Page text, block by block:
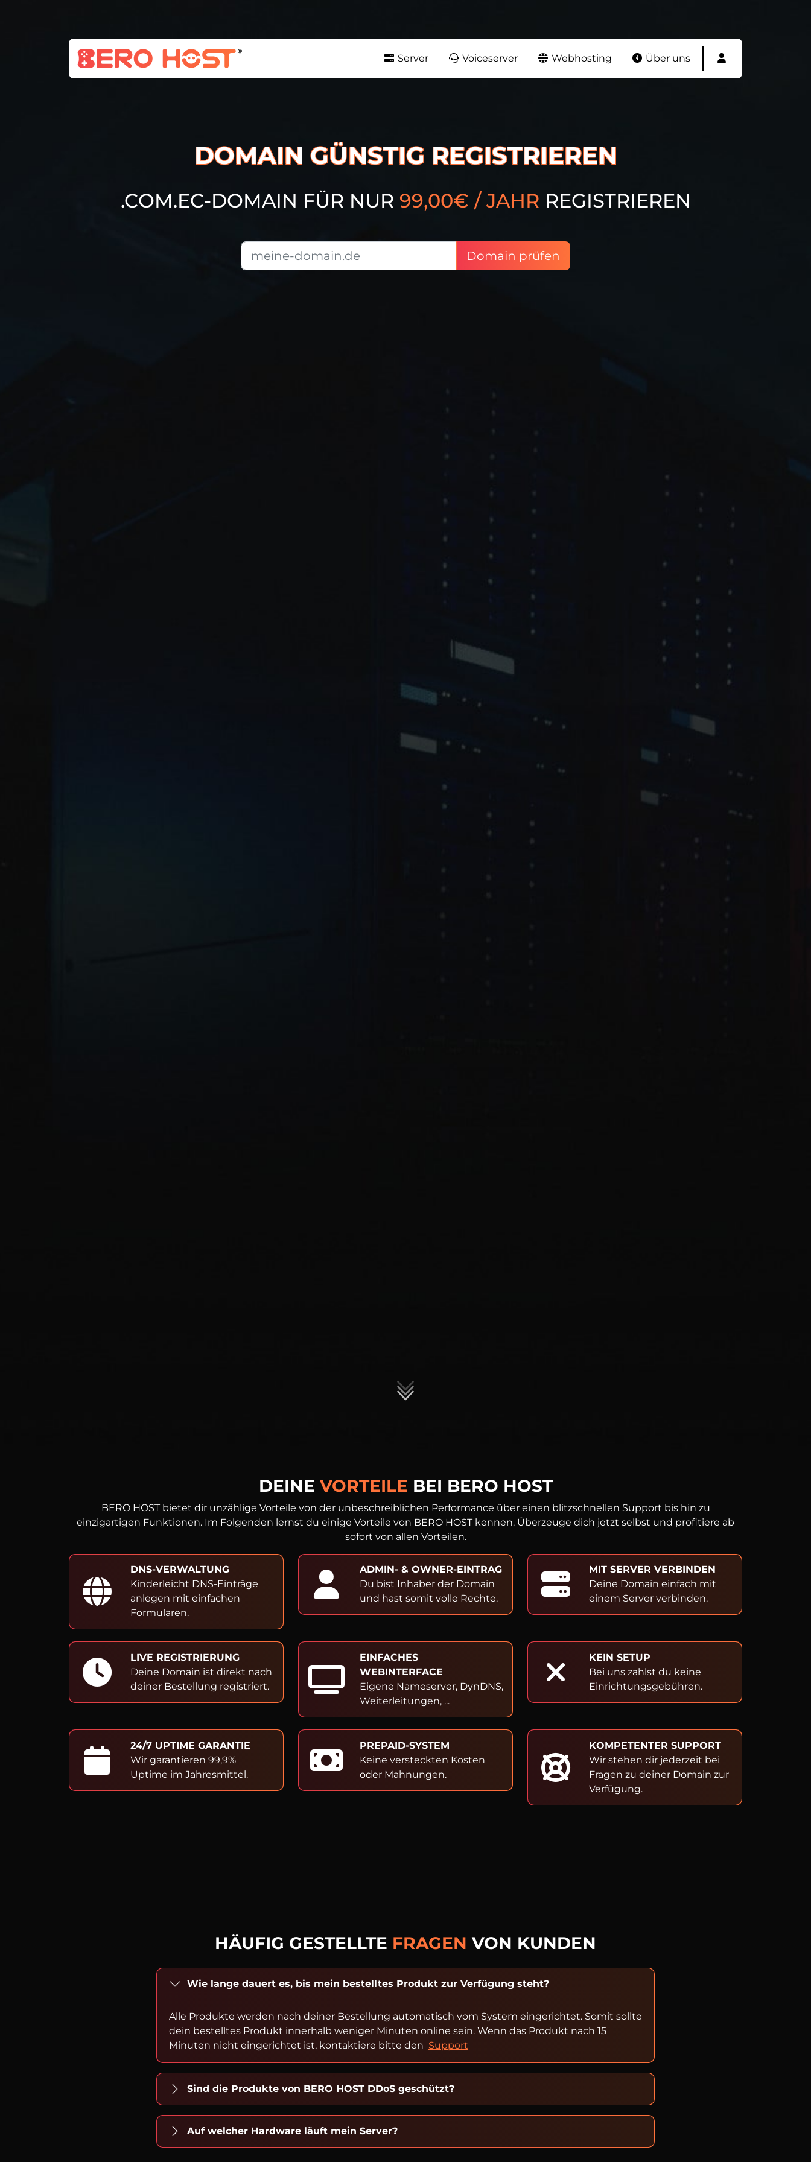
Server Voiceserver Webhosting Über uns
DOMAIN GÜNSTIG REGISTRIEREN
.COM.EC-DOMAIN FÜR NUR 99,00€ / JAHR REGISTRIEREN
Domain prüfen
DEINE VORTEILE BEI BERO HOST
BERO HOST bietet dir unzählige Vorteile von der unbeschreiblichen Performance über einen blitzschnellen Support bis hin zu
einzigartigen Funktionen. Im Folgenden lernst du einige Vorteile von BERO HOST kennen. Überzeuge dich jetzt selbst und profitiere ab
sofort von allen Vorteilen.
DNS-VERWALTUNG
Kinderleicht DNS-Einträge
anlegen mit einfachen
Formularen.
ADMIN- & OWNER-EINTRAG
Du bist Inhaber der Domain
und hast somit volle Rechte.
MIT SERVER VERBINDEN
Deine Domain einfach mit
einem Server verbinden.
LIVE REGISTRIERUNG
Deine Domain ist direkt nach
deiner Bestellung registriert.
EINFACHES
WEBINTERFACE
Eigene Nameserver, DynDNS,
Weiterleitungen, ...
KEIN SETUP
Bei uns zahlst du keine
Einrichtungsgebühren.
24/7 UPTIME GARANTIE
Wir garantieren 99,9%
Uptime im Jahresmittel.
PREPAID-SYSTEM
Keine versteckten Kosten
oder Mahnungen.
KOMPETENTER SUPPORT
Wir stehen dir jederzeit bei
Fragen zu deiner Domain zur
Verfügung.
HÄUFIG GESTELLTE FRAGEN VON KUNDEN
Wie lange dauert es, bis mein bestelltes Produkt zur Verfügung steht?
Alle Produkte werden nach deiner Bestellung automatisch vom System eingerichtet. Somit sollte
dein bestelltes Produkt innerhalb weniger Minuten online sein. Wenn das Produkt nach 15
Minuten nicht eingerichtet ist, kontaktiere bitte den Support
Sind die Produkte von BERO HOST DDoS geschützt?
Auf welcher Hardware läuft mein Server?